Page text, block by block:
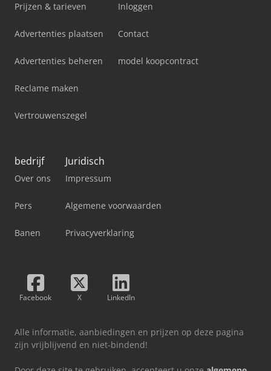
Prijzen & tarieven
Advertenties plaatsen
Advertenties beheren
Reclame maken
Vertrouwenszegel
Inloggen
Contact
model koopcontract
bedrijf
Over ons
Pers
Banen
Juridisch
Impressum
Algemene voorwaarden
Privacyverklaring
Facebook X LinkedIn
Alle informatie, aanbiedingen en prijzen op deze pagina
zijn vrijblijvend en niet-bindend!